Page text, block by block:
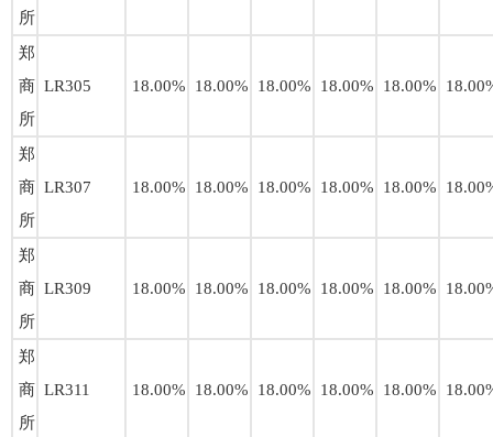
所
郑
商
所
LR305 18.00% 18.00% 18.00% 18.00% 18.00%
郑
商
所
LR307 18.00% 18.00% 18.00% 18.00% 18.00%
郑
商
所
LR309 18.00% 18.00% 18.00% 18.00% 18.00%
郑
商
所
LR311 18.00% 18.00% 18.00% 18.00% 18.00%